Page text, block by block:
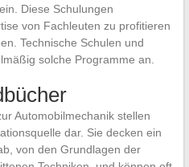
Diese Schulungen
von Fachleuten zu profitieren
Technische Schulen und
solche Programme an.
Automobilmechanik stellen
dar. Sie decken ein
von den Grundlagen der